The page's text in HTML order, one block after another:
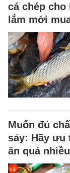
cá chép
lắm mới
Muốn đủ
sảy: Hãy ưu
ăn quá